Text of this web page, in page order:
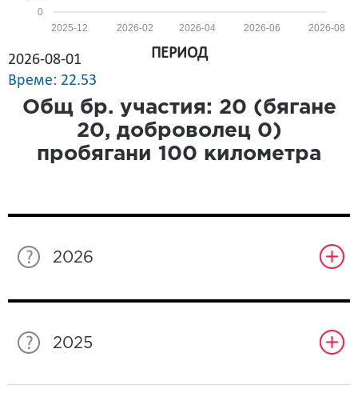
0
2026-08
2026-06
2026-04
2026-02
2025-12
2026-08-01
Време: 22.53
ПЕРИОД
Общ бр. участия: 20 (бягане
20, доброволец 0)
пробягани 100 километра
2026
2025